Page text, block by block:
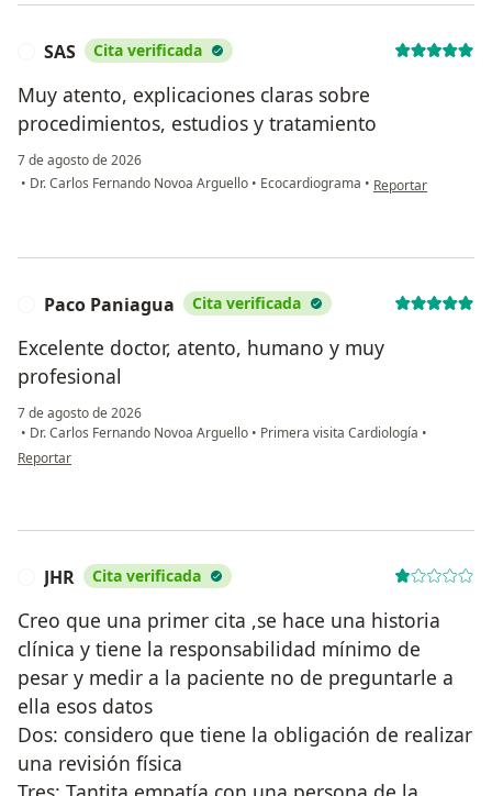
SAS Cita verificada
Muy atento, explicaciones claras sobre
procedimientos, estudios y tratamiento
7 de agosto de 2026
• Dr. Carlos Fernando Novoa Arguello • Ecocardiograma • en opinión del
Reportar
Paco Paniagua Cita verificada
Excelente doctor, atento, humano y muy
profesional
7 de agosto de 2026
• Dr. Carlos Fernando Novoa Arguello • Primera visita Cardiología •
en opinión del usuario Paco Paniagua
Reportar
JHR Cita verificada
Creo que una primer cita ,se hace una historia
clínica y tiene la responsabilidad mínimo de
pesar y medir a la paciente no de preguntarle a
ella esos datos
Dos: considero que tiene la obligación de realizar
una revisión física